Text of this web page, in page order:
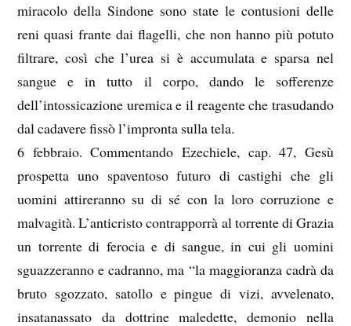
miracolo della Sindone sono state le contusioni delle
reni quasi frante dai flagelli, che non hanno più potuto
filtrare, così che l’urea si è accumulata e sparsa nel
sangue e in tutto il corpo, dando le sofferenze
dell’intossicazione uremica e il reagente che trasudando
dal cadavere fissò l’impronta sulla tela.
6 febbraio. Commentando Ezechiele, cap. 47, Gesù
prospetta uno spaventoso futuro di castighi che gli
uomini attireranno su di sé con la loro corruzione e
malvagità. L’anticristo contrapporrà al torrente di Grazia
un torrente di ferocia e di sangue, in cui gli uomini
sguazzeranno e cadranno, ma “la maggioranza cadrà da
bruto sgozzato, satollo e pingue di vizi, avvelenato,
insatanassato da dottrine maledette, demonio nella